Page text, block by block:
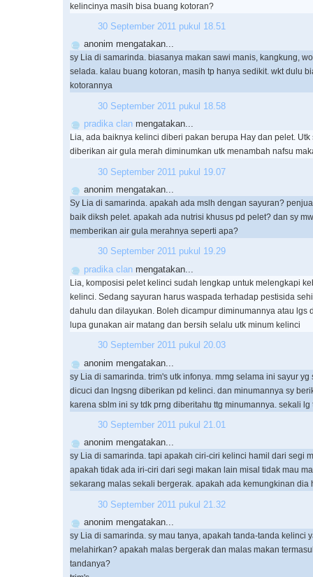
kelincinya masih bisa buang kotoran?
30 September 2011 pukul 18.51
anonim mengatakan...
sy Lia di samarinda. biasanya makan sawi manis, kangkung,
selada. kalau buang kotoran, masih tp hanya sedikit. wkt dulu
kotorannya
30 September 2011 pukul 18.58
pradika clan mengatakan...
Lia, ada baiknya kelinci diberi pakan berupa Hay dan pelet. Utk
diberikan air gula merah diminumkan utk menambah nafsu
30 September 2011 pukul 19.07
anonim mengatakan...
Sy Lia di samarinda. apakah ada mslh dengan sayuran?
baik diksh pelet. apakah ada nutrisi khusus pd pelet? dan sy
memberikan air gula merahnya seperti apa?
30 September 2011 pukul 19.29
pradika clan mengatakan...
Lia, komposisi pelet kelinci sudah lengkap untuk melengkapi
kelinci. Sedang sayuran harus waspada terhadap pestisida
dahulu dan dilayukan. Boleh dicampur diminumannya atau lgs
lupa gunakan air matang dan bersih selalu utk minum kelinci
30 September 2011 pukul 20.03
anonim mengatakan...
sy Lia di samarinda. trim's utk infonya. mmg selama ini sayur yg
dicuci dan lngsng diberikan pd kelinci. dan minumannya sy
karena sblm ini sy tdk prng diberitahu ttg minumannya. sekali lg
30 September 2011 pukul 21.01
anonim mengatakan...
sy Lia di samarinda. tapi apakah ciri-ciri kelinci hamil dari segi
apakah tidak ada iri-ciri dari segi makan lain misal tidak mau
sekarang malas sekali bergerak. apakah ada kemungkinan dia
30 September 2011 pukul 21.32
anonim mengatakan...
sy Lia di samarinda. sy mau tanya, apakah tanda-tanda kelinci
melahirkan? apakah malas bergerak dan malas makan
tandanya?